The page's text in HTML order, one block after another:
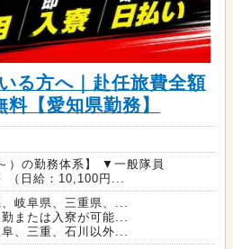
る方へ｜赴任旅費全額
【愛知県勤務】
～）の勤務体系】 ▼一般隊員
（日給：10,100円...
岐阜県、三重県、...
または入寮が可能...
、三重、石川以外...